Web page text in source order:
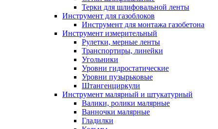
Терки для шлифовальной ленты
Инструмент для газоблоков
Инструмент для монтажа газобетона
Инструмент измерительный
Рулетки, мерные ленты
Транспортиры, линейки
Угольники
Уровни гидростатические
Уровни пузырьковые
Штангенциркули
Инструмент малярный и штукатурный
Валики, ролики малярные
Ванночки малярные
Гладилки